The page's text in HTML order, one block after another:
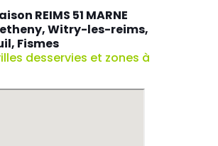
REIMS 51 MARNE
Witry-les-reims,
Fismes
desservies et zones à